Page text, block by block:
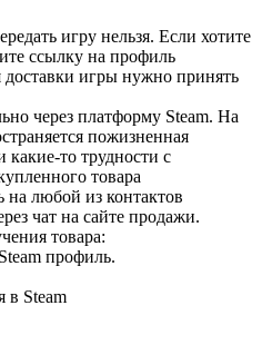
игру нельзя. Если хотите
ссылку на профиль
игры нужно принять
через платформу Steam. На
пожизненная
какие-то трудности с
товара
на любой из контактов
чат на сайте продажи.
товара:
профиль.
в Steam